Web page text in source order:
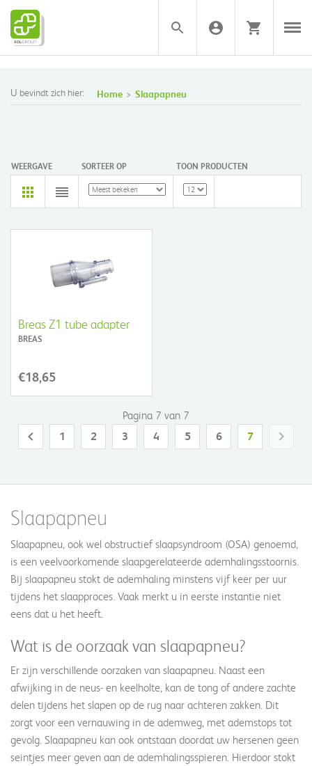
U bevindt zich hier: Home Slaapapneu
WEERGAVE SORTEER OP TOON PRODUCTEN
Breas Z1 tube adapter
BREAS
€18,65
Pagina 7 van 7
1 2 3 4 5 6 7
Slaapapneu
Slaapapneu, ook wel obstructief slaapsyndroom (OSA) genoemd,
is een veelvoorkomende slaapgerelateerde ademhalingsstoornis.
Bij slaapapneu stokt de ademhaling minstens vijf keer per uur
tijdens het slaapproces. Vaak merkt u in eerste instantie niet
eens dat u het heeft.
Wat is de oorzaak van slaapapneu?
Er zijn verschillende oorzaken van slaapapneu. Naast een
afwijking in de neus- en keelholte, kan de tong of andere zachte
delen tijdens het slapen op de rug naar achteren zakken. Dit
zorgt voor een vernauwing in de ademweg, met ademstops tot
gevolg. Slaapapneu kan ook ontstaan doordat uw hersenen geen
seintjes meer geven aan de ademhalingsspieren. Hierdoor stokt